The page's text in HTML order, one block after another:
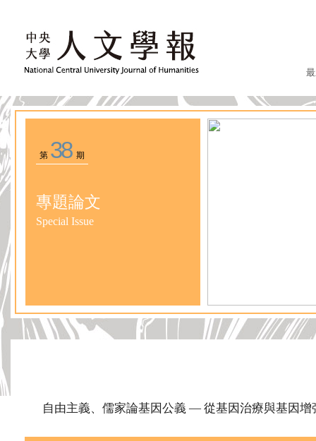
第 38期
專題論文
Special Issue
自由主義、儒家論基因公義 — 從基因治療與基因增